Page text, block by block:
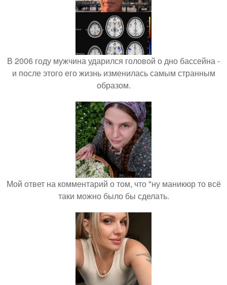
В 2006 году мужчина ударился головой о дно бассейна -
и после этого его жизнь изменилась самым странным
образом.
Мой ответ на комментарий о том, что "ну маникюр то всё
таки можно было бы сделать.